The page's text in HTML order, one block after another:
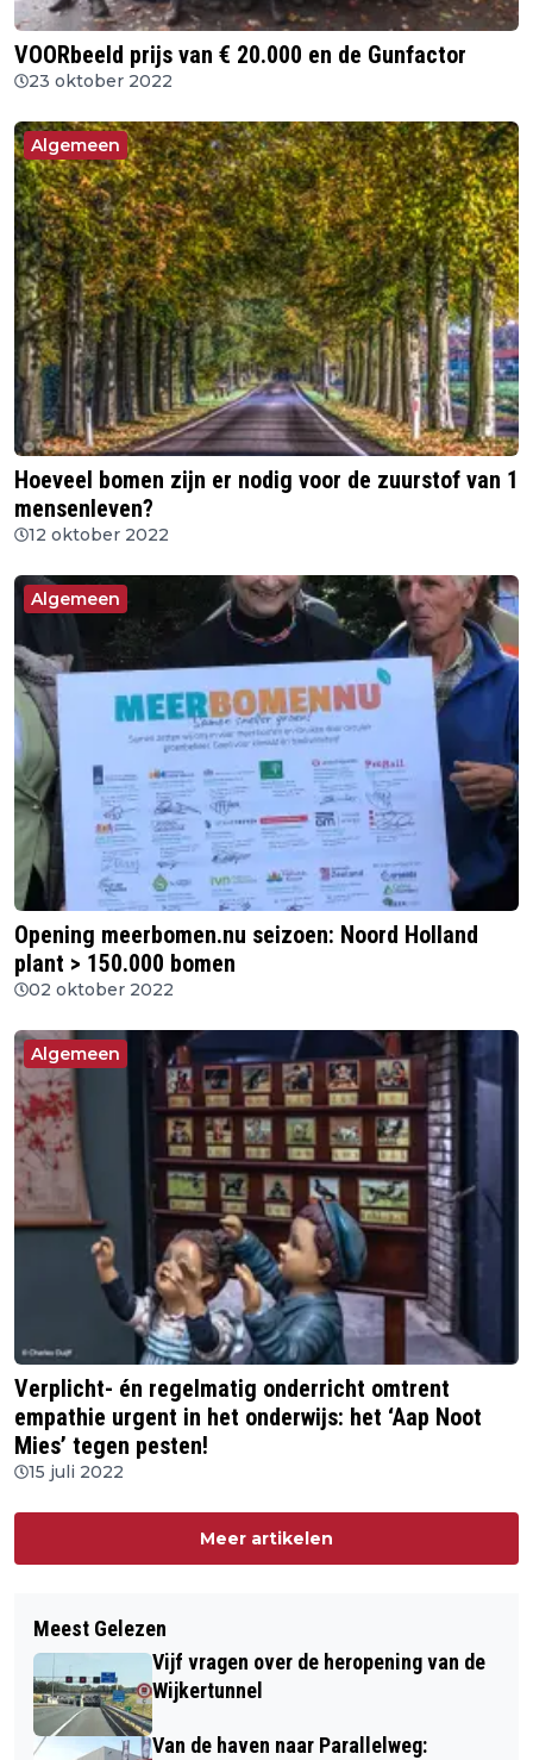
VOORbeeld prijs van € 20.000 en de Gunfactor
23 oktober 2022
Algemeen
Hoeveel bomen zijn er nodig voor de zuurstof van 1
mensenleven?
12 oktober 2022
Algemeen
Opening meerbomen.nu seizoen: Noord Holland
plant > 150.000 bomen
02 oktober 2022
Algemeen
Verplicht- én regelmatig onderricht omtrent
empathie urgent in het onderwijs: het ‘Aap Noot
Mies’ tegen pesten!
15 juli 2022
Meer artikelen
Meest Gelezen
Vijf vragen over de heropening van de
Wijkertunnel
Van de haven naar Parallelweg: